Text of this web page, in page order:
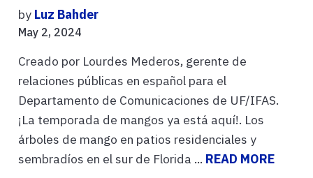
by Luz Bahder
May 2, 2024
Creado por Lourdes Mederos, gerente de
relaciones públicas en español para el
Departamento de Comunicaciones de UF/IFAS.
¡La temporada de mangos ya está aquí!. Los
árboles de mango en patios residenciales y
sembradíos en el sur de Florida ... READ MORE